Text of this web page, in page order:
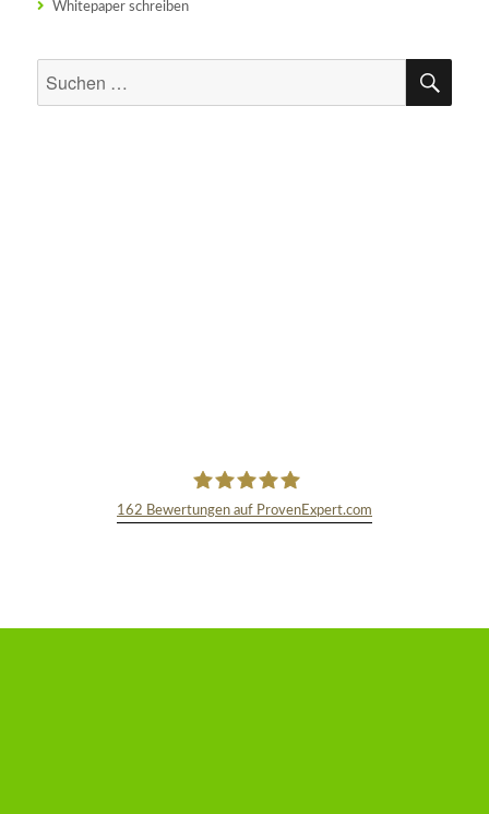
Whitepaper schreiben
162 Bewertungen auf ProvenExpert.com